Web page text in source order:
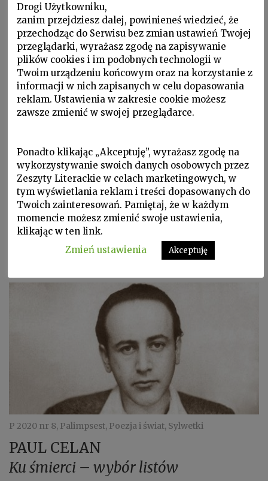
Poezja i świat, Sylwetki, W Zeszytach, ZL 2011 nr 4/116
CLARE CAVANAGH
Miłosz, prowincja, Kalifornia
Mojemu dzieciństwu towarzyszył widok na Zatokę
San Francisco ale nie ten sam, na który patrzył
Miłosz z Grizzly Peak.
P 2020 nr 8, Palimpsest, Poezja i świat, Sylwetki
PAUL CELAN
Ku śmierci – wybór listów
Drogi Użytkowniku,
zanim przejdziesz dalej, powinieneś wiedzieć, że
przechodząc do Serwisu bez zmian ustawień Twojej
przeglądarki, wyrażasz zgodę na zapisywanie
plików cookies i im podobnych technologii w
Twoim urządzeniu końcowym oraz na korzystanie z
informacji w nich zapisanych w celu dopasowania
reklam. Ustawienia w zakresie cookie możesz
zawsze zmienić w swojej przeglądarce.
Ponadto klikając „Akceptuję”, wyrażasz zgodę na
wykorzystywanie swoich danych osobowych przez
Zeszyty Literackie w celach marketingowych, w
tym wyświetlania reklam i treści dopasowanych do
Twoich zainteresowań. Pamiętaj, że w każdym
momencie możesz zmienić swoje ustawienia,
klikając w ten link.
Zmień ustawienia
Akceptuję